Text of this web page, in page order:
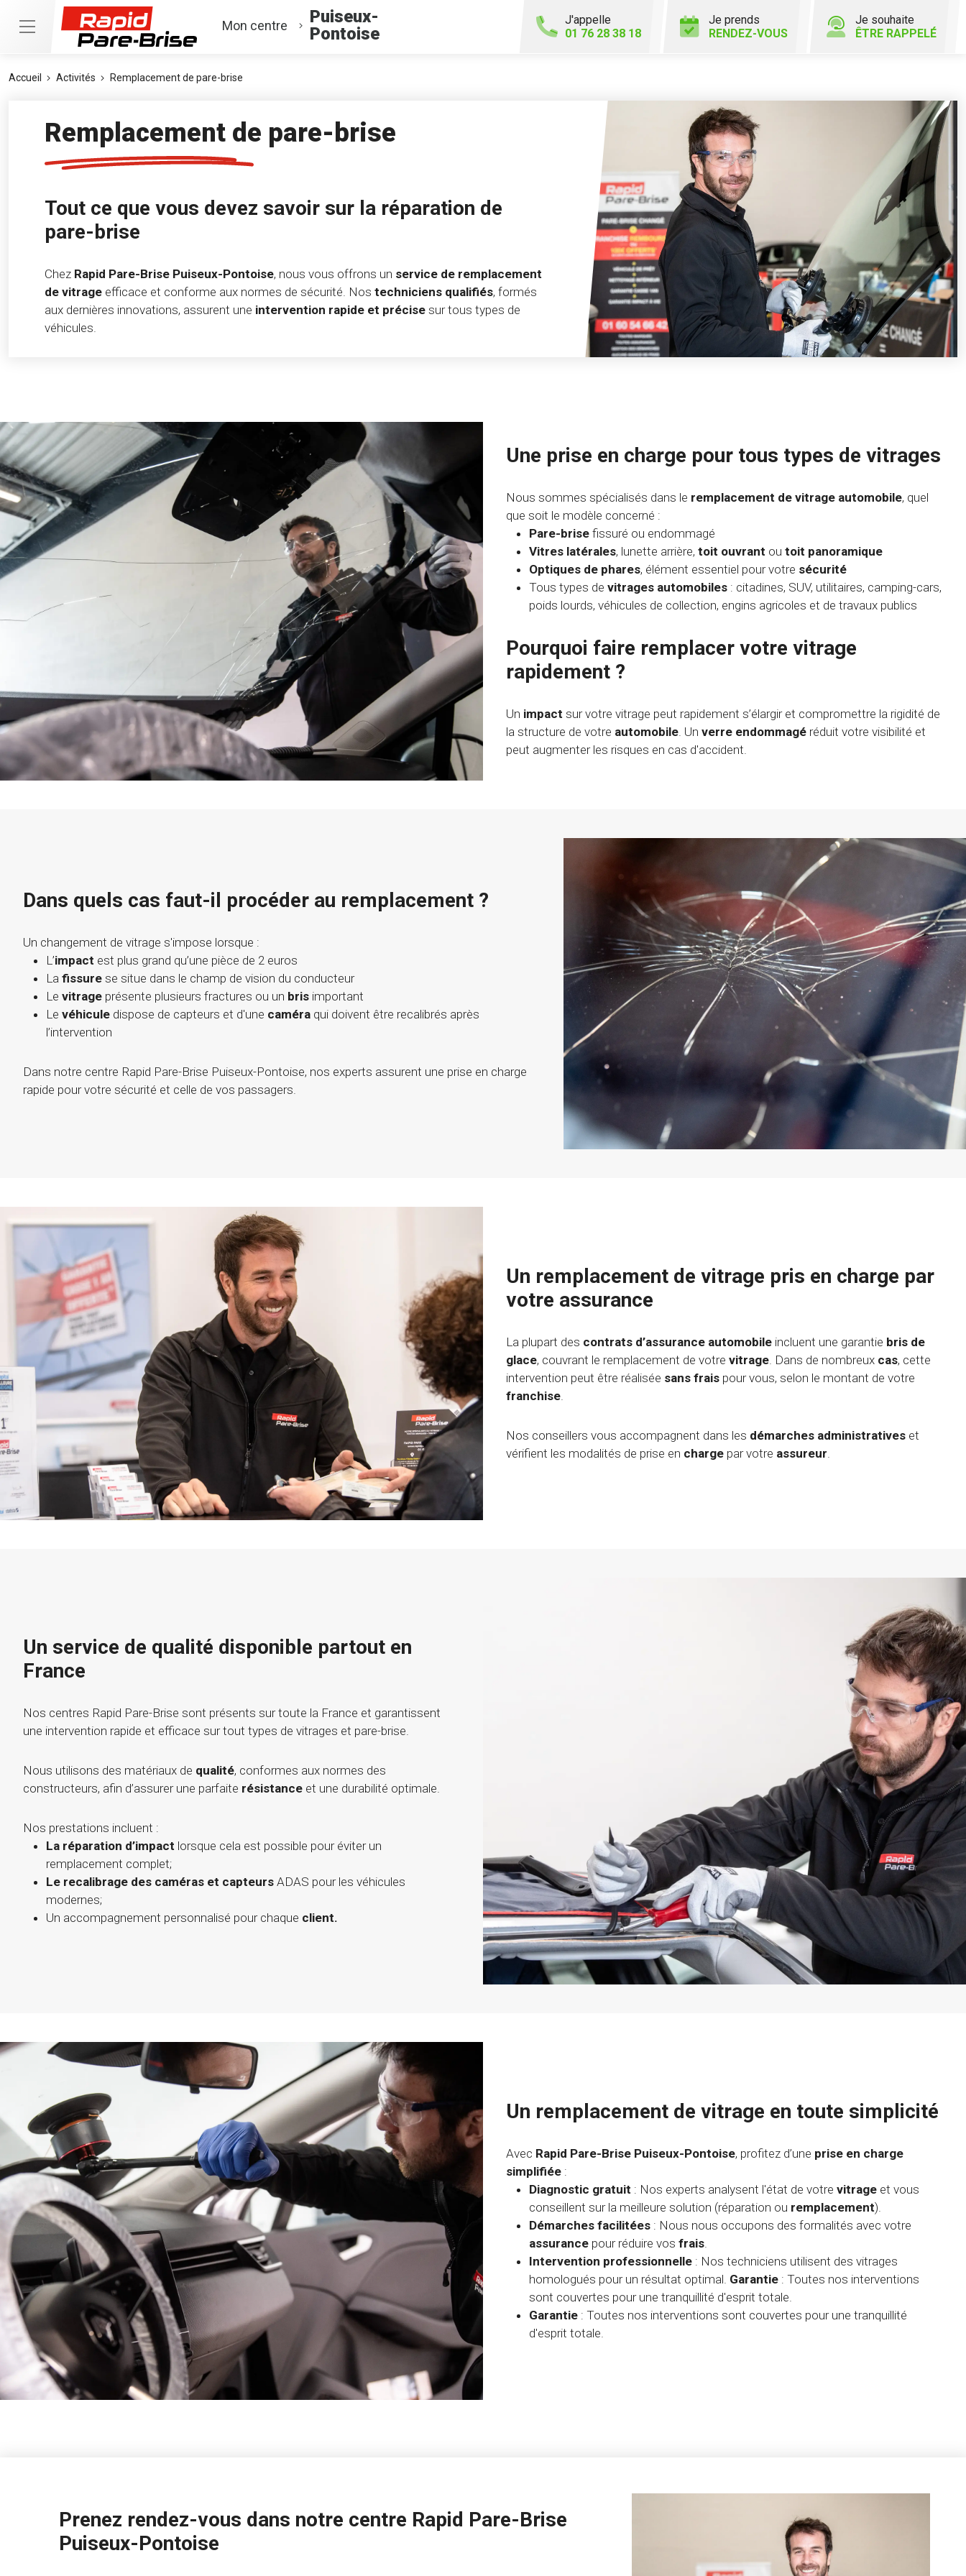
Mon centre
Puiseux-
Pontoise
J'appelle
01 76 28 38 18
Je prends
RENDEZ-VOUS
Je souhaite
ÊTRE RAPPELÉ
Accueil Activités Remplacement de pare-brise
Remplacement de pare-brise
Tout ce que vous devez savoir sur la réparation de
pare-brise
Chez Rapid Pare-Brise Puiseux-Pontoise, nous vous offrons un service de remplacement
de vitrage efficace et conforme aux normes de sécurité. Nos techniciens qualifiés, formés
aux dernières innovations, assurent une intervention rapide et précise sur tous types de
véhicules.
Une prise en charge pour tous types de vitrages
Nous sommes spécialisés dans le remplacement de vitrage automobile, quel
que soit le modèle concerné :
Pare-brise fissuré ou endommagé
Vitres latérales, lunette arrière, toit ouvrant ou toit panoramique
Optiques de phares, élément essentiel pour votre sécurité
Tous types de vitrages automobiles : citadines, SUV, utilitaires, camping-cars,
poids lourds, véhicules de collection, engins agricoles et de travaux publics
Pourquoi faire remplacer votre vitrage
rapidement ?
Un impact sur votre vitrage peut rapidement s’élargir et compromettre la rigidité de
la structure de votre automobile. Un verre endommagé réduit votre visibilité et
peut augmenter les risques en cas d'accident.
Dans quels cas faut-il procéder au remplacement ?
Un changement de vitrage s'impose lorsque :
L’impact est plus grand qu’une pièce de 2 euros
La fissure se situe dans le champ de vision du conducteur
Le vitrage présente plusieurs fractures ou un bris important
Le véhicule dispose de capteurs et d'une caméra qui doivent être recalibrés après
l’intervention
Dans notre centre Rapid Pare-Brise Puiseux-Pontoise, nos experts assurent une prise en charge
rapide pour votre sécurité et celle de vos passagers.
Un remplacement de vitrage pris en charge par
votre assurance
La plupart des contrats d’assurance automobile incluent une garantie bris de
glace, couvrant le remplacement de votre vitrage. Dans de nombreux cas, cette
intervention peut être réalisée sans frais pour vous, selon le montant de votre
franchise.
Nos conseillers vous accompagnent dans les démarches administratives et
vérifient les modalités de prise en charge par votre assureur.
Un service de qualité disponible partout en
France
Nos centres Rapid Pare-Brise sont présents sur toute la France et garantissent
une intervention rapide et efficace sur tout types de vitrages et pare-brise.
Nous utilisons des matériaux de qualité, conformes aux normes des
constructeurs, afin d’assurer une parfaite résistance et une durabilité optimale.
Nos prestations incluent :
La réparation d’impact lorsque cela est possible pour éviter un
remplacement complet;
Le recalibrage des caméras et capteurs ADAS pour les véhicules
modernes;
Un accompagnement personnalisé pour chaque client.
Un remplacement de vitrage en toute simplicité
Avec Rapid Pare-Brise Puiseux-Pontoise, profitez d’une prise en charge
simplifiée :
Diagnostic gratuit : Nos experts analysent l'état de votre vitrage et vous
conseillent sur la meilleure solution (réparation ou remplacement).
Démarches facilitées : Nous nous occupons des formalités avec votre
assurance pour réduire vos frais.
Intervention professionnelle : Nos techniciens utilisent des vitrages
homologués pour un résultat optimal. Garantie : Toutes nos interventions
sont couvertes pour une tranquillité d'esprit totale.
Garantie : Toutes nos interventions sont couvertes pour une tranquillité
d'esprit totale.
Prenez rendez-vous dans notre centre Rapid Pare-Brise
Puiseux-Pontoise